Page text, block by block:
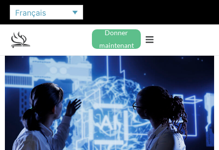
Français
Donner
maintenant